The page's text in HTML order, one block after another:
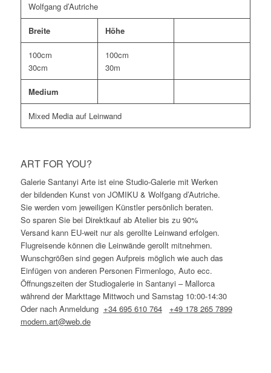
Wolfgang d’Autriche
Breite Höhe
100cm
30cm
100cm
30m
Medium
Mixed Media auf Leinwand
ART FOR YOU?
Galerie Santanyi Arte ist eine Studio-Galerie mit Werken
der bildenden Kunst von JOMIKU & Wolfgang d’Autriche.
Sie werden vom jeweiligen Künstler persönlich beraten.
So sparen Sie bei Direktkauf ab Atelier bis zu 90%
Versand kann EU-weit nur als gerollte Leinwand erfolgen.
Flugreisende können die Leinwände gerollt mitnehmen.
Wunschgrößen sind gegen Aufpreis möglich wie auch das
Einfügen von anderen Personen Firmenlogo, Auto ecc.
Öffnungszeiten der Studiogalerie in Santanyi – Mallorca
während der Markttage Mittwoch und Samstag 10:00-14:30
Oder nach Anmeldung +34 695 610 764
+49 178 265 7899
modern.art@web.de